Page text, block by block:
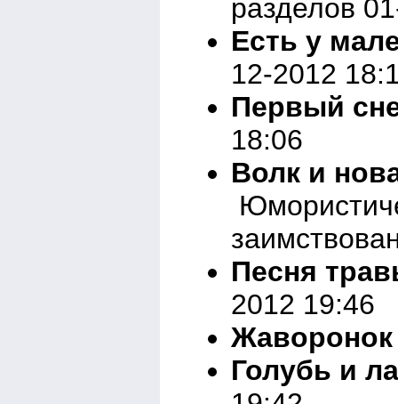
разделов
Есть у
12-2012
Первый
18:06
Волк и
Песня
2012 19:46
Жаворонок
Голубь и